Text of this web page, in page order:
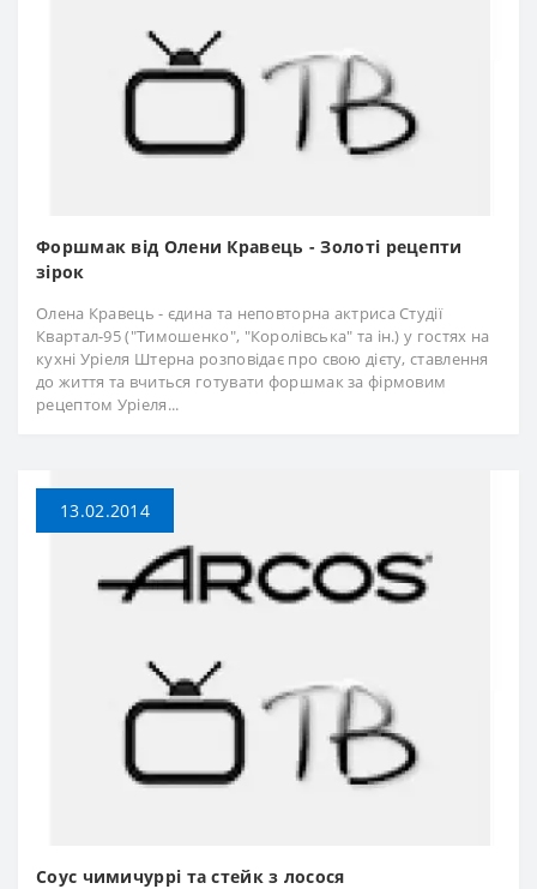
Форшмак від Олени Кравець - Золоті рецепти
зірок
Олена Кравець - єдина та неповторна актриса Студії
Квартал-95 ("Тимошенко", "Королівська" та ін.) у гостях на
кухні Уріеля Штерна розповідає про свою дієту, ставлення
до життя та вчиться готувати форшмак за фірмовим
рецептом Уріеля...
13.02.2014
Соус чимичуррі та стейк з лосося